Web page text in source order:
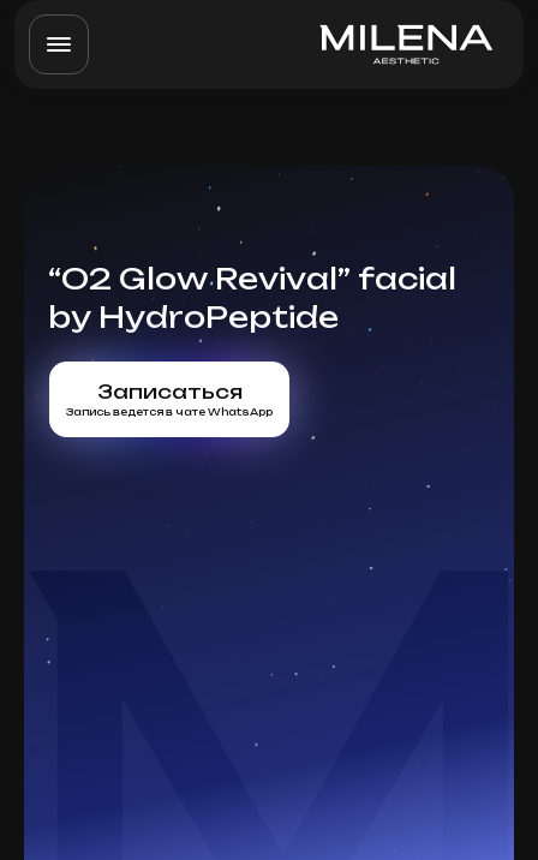
“O2 Glow Revival” facial
by HydroPeptide
Записаться
Запись ведется в чате WhatsApp